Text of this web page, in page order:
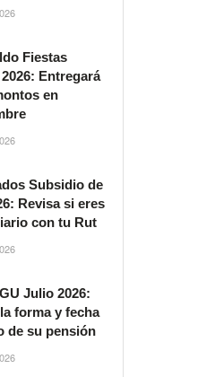
Fiestas
Entregará
en
Subsidio de
Revisa si eres
con tu Rut
Julio 2026:
forma y fecha
de su pensión